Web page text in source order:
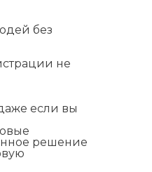
без
не
если вы
решение